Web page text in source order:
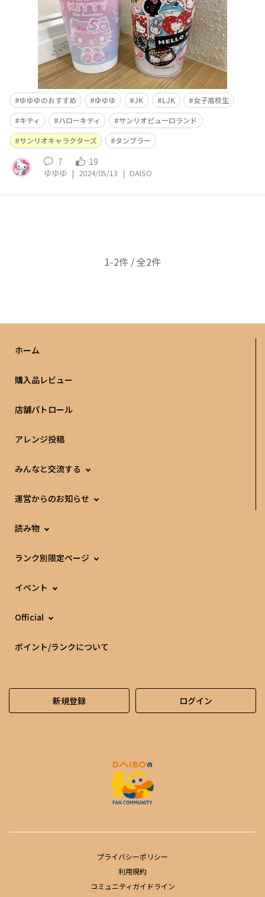
ゆゆゆのおすすめ ゆゆゆ JK LJK
女子高校生
キティ
ハローキティ
サンリオピューロランド
サンリオキャラクターズ
タンブラー
7 19
ゆゆゆ | 2024/05/13 | DAISO
1-2件 / 全2件
ホーム
購入品レビュー
店舗パトロール
アレンジ投稿
みんなと交流する
運営からのお知らせ
読み物
ランク別限定ページ
イベント
Official
ポイント/ランクについて
新規登録 ログイン
プライバシーポリシー
利用規約
コミュニティガイドライン